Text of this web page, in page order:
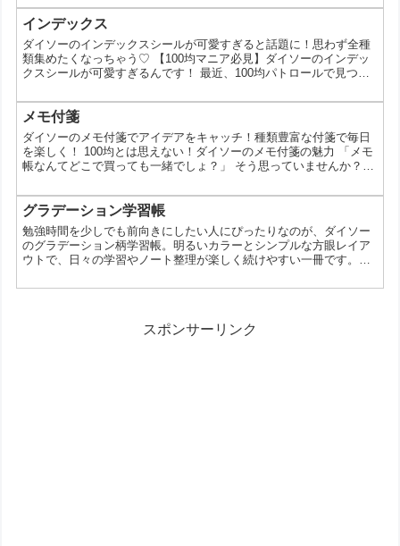
トとして注目されています。 1冊で管理できるタスク管理ノートと
は 今回のアイテムは、予定管理とメモを同時にこなせるA5サイズの
ノートです。種類は2タイプあり、それぞれ用途に合わせて選べま
す。 フリー週間スケジュール＋3mmグリッド ...
インデックス
ダイソーのインデックスシールが可愛すぎると話題に！思わず全種
類集めたくなっちゃう♡ 【100均マニア必見】ダイソーのインデッ
クスシールが可愛すぎるんです！ 最近、100均パトロールで見つけ
の、どこにでも売ってるダイソーでこんなにおしゃれなインデック
スシールが買えるなんて、驚きですよね！ 今回はそんなダイソーの
インデックスシールについて、私が感じた魅力やおすすめのポイン
トをたっぷりお伝えします。 【デザイン】おしゃれで...
メモ付箋
ダイソーのメモ付箋でアイデアをキャッチ！種類豊富な付箋で毎日
を楽しく！ 100均とは思えない！ダイソーのメモ付箋の魅力 「メモ
帳なんてどこで買っても一緒でしょ？」 そう思っていませんか？実
ン性も機能性も高く、今密かに人気を集めているんです。今回は、
ダイソーのメモ付箋の魅力を徹底解剖！あなたもきっと欲しくなる
はずです。 なぜダイソーのメモ付箋が人気なの？ ダイソーのメモ
付箋が人気を集めているのは、以下の理由が考えられ...
グラデーション学習帳
勉強時間を少しでも前向きにしたい人にぴったりなのが、ダイソー
のグラデーション柄学習帳。明るいカラーとシンプルな方眼レイア
ウトで、日々の学習やノート整理が楽しく続けやすい一冊です。見
買い替えにも向いています。 カラフルで気分が上がる学習帳 この
楽しく使えるデザインです。セミB5サイズで扱いやすく、学生...
スポンサーリンク